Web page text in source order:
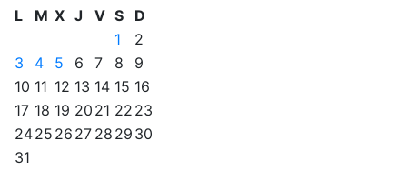
L M X J V S
D
1
2
3
4 5 6 7 8
9
10 11 12 13 14 15 16
17 18 19 20 21 22 23
2425 26 27 28 29 30
31